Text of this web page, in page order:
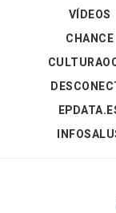
VÍDEOS
CHANCE